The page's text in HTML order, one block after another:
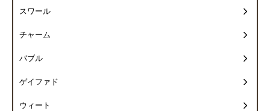
スワール
チャーム
バブル
ゲイファド
ウィート